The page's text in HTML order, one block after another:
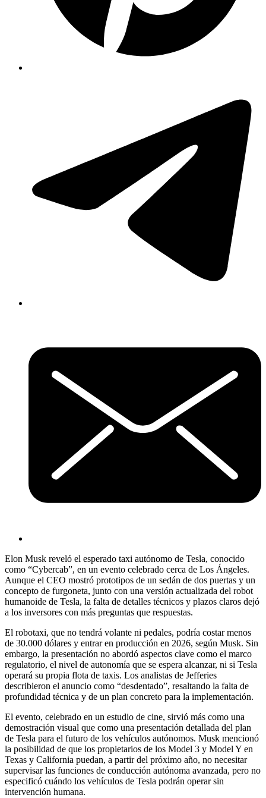
Elon Musk reveló el esperado taxi autónomo de Tesla, conocido
como “Cybercab”, en un evento celebrado cerca de Los Ángeles.
Aunque el CEO mostró prototipos de un sedán de dos puertas y un
concepto de furgoneta, junto con una versión actualizada del robot
humanoide de Tesla, la falta de detalles técnicos y plazos claros dejó
a los inversores con más preguntas que respuestas.
El robotaxi, que no tendrá volante ni pedales, podría costar menos
de 30.000 dólares y entrar en producción en 2026, según Musk. Sin
embargo, la presentación no abordó aspectos clave como el marco
regulatorio, el nivel de autonomía que se espera alcanzar, ni si Tesla
operará su propia flota de taxis. Los analistas de Jefferies
describieron el anuncio como “desdentado”, resaltando la falta de
profundidad técnica y de un plan concreto para la implementación.
El evento, celebrado en un estudio de cine, sirvió más como una
demostración visual que como una presentación detallada del plan
de Tesla para el futuro de los vehículos autónomos. Musk mencionó
la posibilidad de que los propietarios de los Model 3 y Model Y en
Texas y California puedan, a partir del próximo año, no necesitar
supervisar las funciones de conducción autónoma avanzada, pero no
especificó cuándo los vehículos de Tesla podrán operar sin
intervención humana.